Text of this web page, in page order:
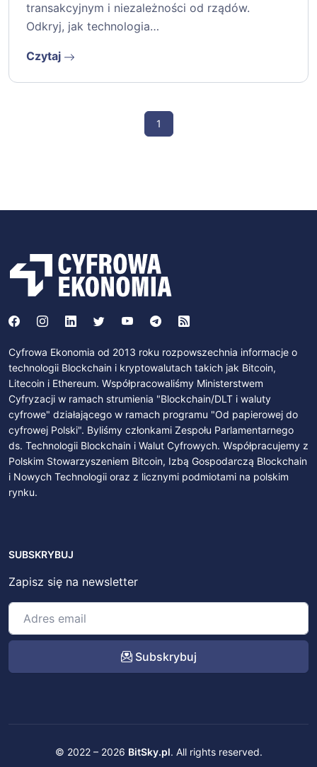
transakcyjnym i niezależności od rządów.
Odkryj, jak technologia…
Czytaj
1
Cyfrowa Ekonomia od 2013 roku rozpowszechnia informacje o
technologii Blockchain i kryptowalutach takich jak Bitcoin,
Litecoin i Ethereum. Współpracowaliśmy Ministerstwem
Cyfryzacji w ramach strumienia "Blockchain/DLT i waluty
cyfrowe" działającego w ramach programu "Od papierowej do
cyfrowej Polski". Byliśmy członkami Zespołu Parlamentarnego
ds. Technologii Blockchain i Walut Cyfrowych. Współpracujemy z
Polskim Stowarzyszeniem Bitcoin, Izbą Gospodarczą Blockchain
i Nowych Technologii oraz z licznymi podmiotami na polskim
rynku.
SUBSKRYBUJ
Zapisz się na newsletter
Subskrybuj
© 2022 – 2026 BitSky.pl. All rights reserved.